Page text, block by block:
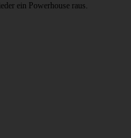
ein Powerhouse raus.